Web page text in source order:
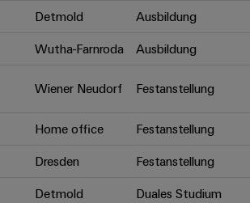
Detmold Ausbildung
Wutha-Farnroda Ausbildung
Wiener Neudorf Festanstellung
Home office Festanstellung
Dresden Festanstellung
Detmold Duales Studium